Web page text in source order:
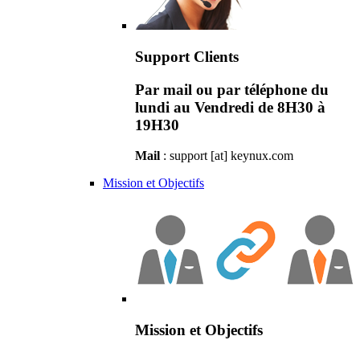
Support Clients
Par mail ou par téléphone du
lundi au Vendredi de 8H30 à
19H30
Mail : support [at] keynux.com
Mission et Objectifs
Mission et Objectifs